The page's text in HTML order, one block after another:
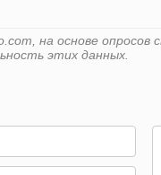
на основе опросов
этих данных.